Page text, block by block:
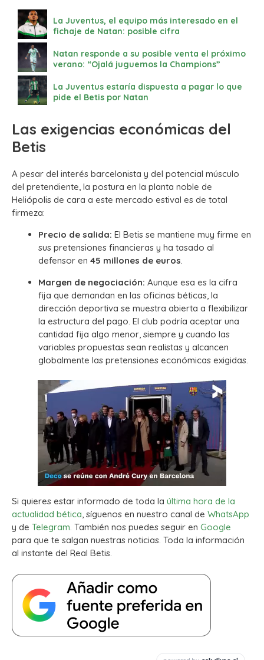
La Juventus, el equipo más interesado en el
fichaje de Natan: posible cifra
Natan responde a su posible venta el próximo
verano: “Ojalá juguemos la Champions”
La Juventus estaría dispuesta a pagar lo que
pide el Betis por Natan
Las exigencias económicas del
Betis
A pesar del interés barcelonista y del potencial músculo
del pretendiente, la postura en la planta noble de
Heliópolis de cara a este mercado estival es de total
firmeza:
Precio de salida: El Betis se mantiene muy firme en
sus pretensiones financieras y ha tasado al
defensor en 45 millones de euros.
Margen de negociación: Aunque esa es la cifra
fija que demandan en las oficinas béticas, la
dirección deportiva se muestra abierta a flexibilizar
la estructura del pago. El club podría aceptar una
cantidad fija algo menor, siempre y cuando las
variables propuestas sean realistas y alcancen
globalmente las pretensiones económicas exigidas.
Si quieres estar informado de toda la última hora de la
actualidad bética, síguenos en nuestro canal de WhatsApp
y de Telegram. También nos puedes seguir en Google
para que te salgan nuestras noticias. Toda la información
al instante del Real Betis.